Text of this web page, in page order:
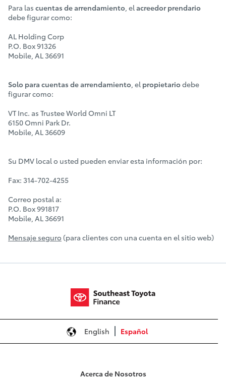
Para las cuentas de arrendamiento, elacreedor prendario
debe figurar como:
AL Holding Corp
P.O. Box 91326
Mobile, AL 36691
Solo para cuentas de arrendamiento, el propietariodebe
figurar como:
VT Inc. as Trustee World Omni LT
6150 Omni Park Dr.
Mobile, AL 36609
Su DMV local o usted pueden enviar esta información por:
Fax: 314-702-4255
Correo postal a:
P.O. Box 991817
Mobile, AL 36691
Mensaje seguro (para clientes con una cuenta en el sitio web)
English Español
Acerca de Nosotros